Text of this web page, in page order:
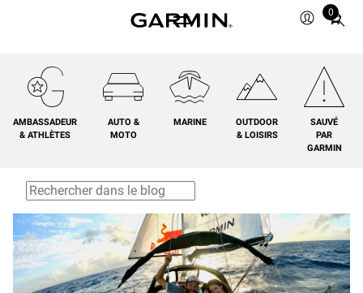
0
Total
cart:
0
AMBASSADEUR
& ATHLÈTES
AUTO &
MOTO
MARINE
OUTDOOR
& LOISIRS
SAUVÉ
PAR
GARMIN